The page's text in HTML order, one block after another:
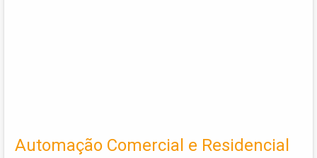
Automação Comercial e Residencial